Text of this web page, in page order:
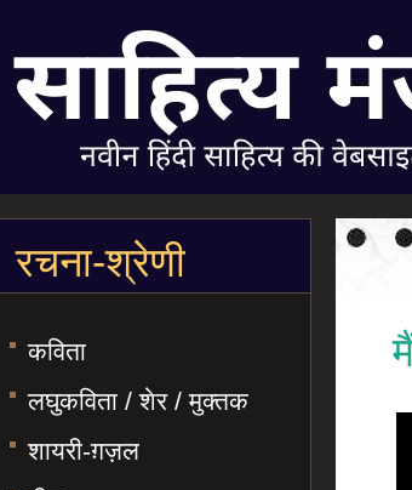
रचना-श्रेणी
कविता
लघुकविता / शेर / मुक्तक
शायरी-ग़ज़ल